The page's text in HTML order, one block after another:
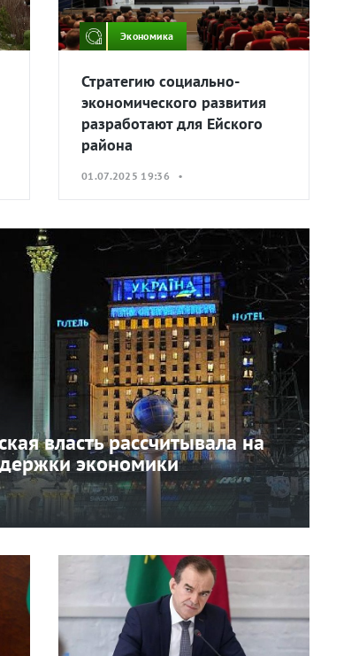
Экономика
Стратегию социально-
экономического развития
разработают для Ейского
района
01.07.2025 19:36 •
власть рассчитывала на
экономики